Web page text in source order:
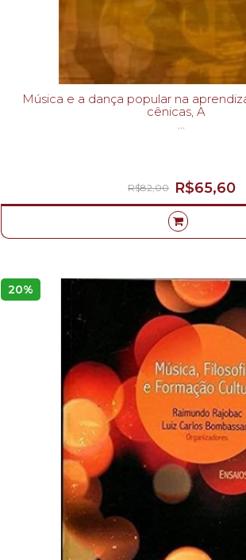
Música e a dança popular na
cênicas, A
R$65,60
R$82,00
20%